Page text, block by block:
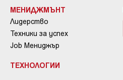
МЕНИДЖМЪНТ
Лидерство
Техники за успех
Job Мениджър
ТЕХНОЛОГИИ